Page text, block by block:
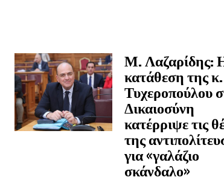
Μ. Λαζαρίδης:
κατάθεση της κ.
Τυχεροπούλου
Δικαιοσύνη
κατέρριψε τις
της
για «γαλάζιο
σκάνδαλο»